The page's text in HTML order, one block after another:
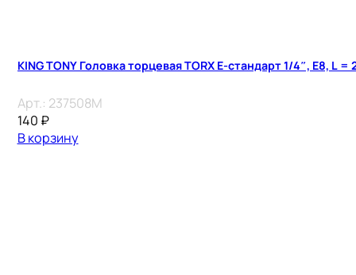
KING TONY Головка торцевая TORX Е-стандарт 1/4″, E8, L =
Арт.: 237508M
140 ₽
В корзину